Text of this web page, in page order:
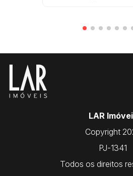
LAR
Copyright
PJ-1341
Todos os direitos